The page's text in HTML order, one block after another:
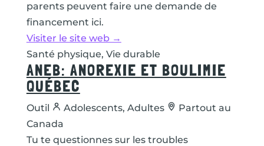
parents peuvent faire une demande de
financement ici.
Visiter le site web →
Santé physique, Vie durable
ANEB: ANOREXIE ET BOULIMIE
QUÉBEC
Outil Adolescents, Adultes
Partout au
Canada
Tu te questionnes sur les troubles